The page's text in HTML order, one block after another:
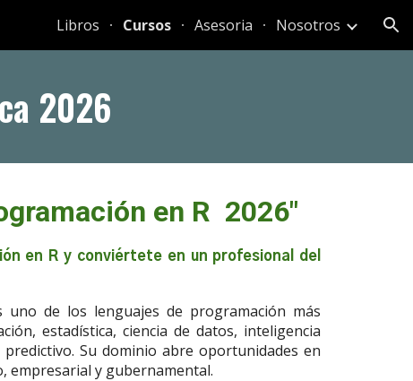
Libros Cursos Asesoria Nosotros
2026
en R 2026"
en R y conviértete en un profesional del
uno de los lenguajes de programación más
estadística, ciencia de datos, inteligencia
Su dominio abre oportunidades en
empresarial y gubernamental.